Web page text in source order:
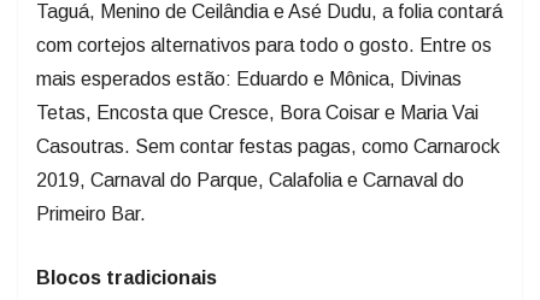
Taguá, Menino de Ceilândia e Asé Dudu, a folia contará
com cortejos alternativos para todo o gosto. Entre os
mais esperados estão: Eduardo e Mônica, Divinas
Tetas, Encosta que Cresce, Bora Coisar e Maria Vai
Casoutras. Sem contar festas pagas, como Carnarock
2019, Carnaval do Parque, Calafolia e Carnaval do
Primeiro Bar.
Blocos tradicionais